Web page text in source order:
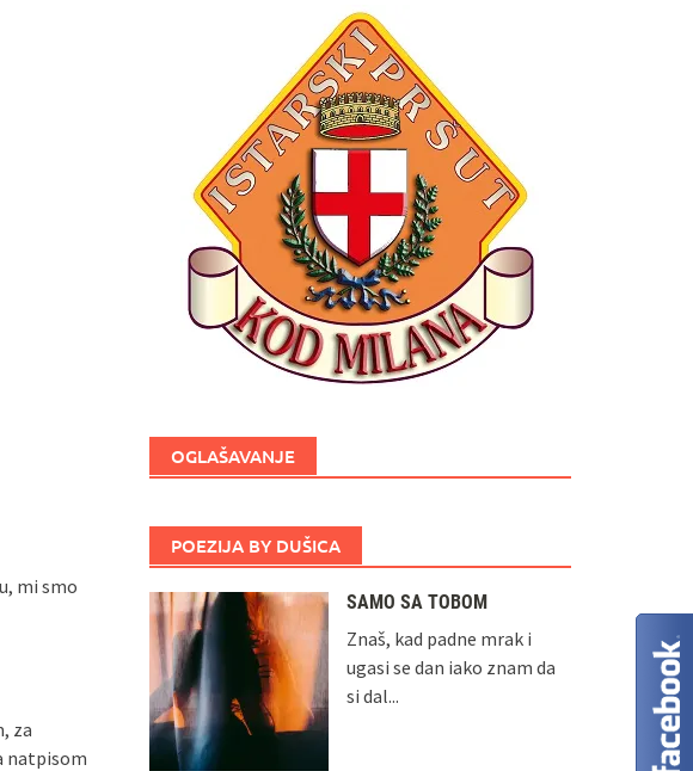
mi smo
za
natpisom
OGLAŠAVANJE
POEZIJA BY DUŠICA
SAMO SA TOBOM
Znaš, kad padne mrak i
ugasi se dan iako znam da
si dal...